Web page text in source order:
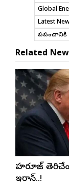
Global
Latest
ప్రపంచానికి
Related
హర్మూజ్
ఇరాన్..!